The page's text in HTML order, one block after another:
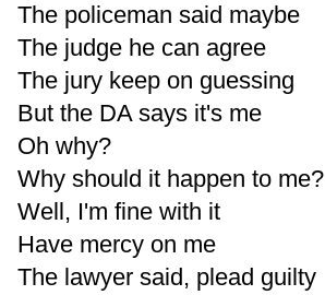
The policeman said maybe
The judge he can agree
The jury keep on guessing
But the DA says it's me
Oh why?
Why should it happen to me?
Well, I'm fine with it
Have mercy on me
The lawyer said, plead guilty